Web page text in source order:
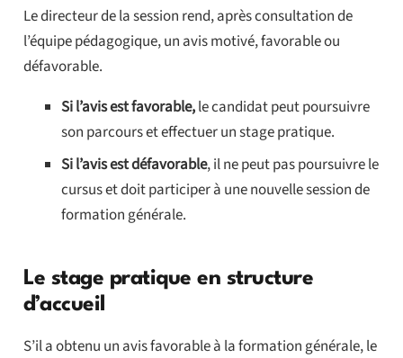
Le directeur de la session rend, après consultation de
l’équipe pédagogique, un avis motivé, favorable ou
défavorable.
Si l’avis est favorable,le candidat peut poursuivre
son parcours et effectuer un stage pratique.
Si l’avis est défavorable, il ne peut pas poursuivre le
cursus et doit participer à une nouvelle session de
formation générale.
Le stage pratique en structure
d’accueil
S’il a obtenu un avis favorable à la formation générale, le